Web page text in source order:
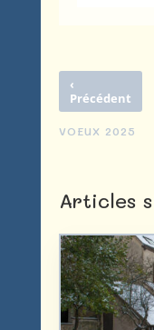
‹
Précédent
VOEUX 2025
Articles